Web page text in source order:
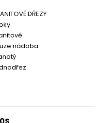
DŘEZY
nádoba